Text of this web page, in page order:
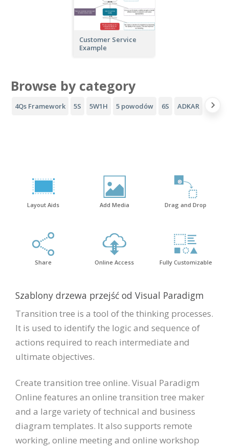
Customer Service
Example
Browse by category
4Qs Framework 5S 5W1H 5 powodów 6S ADKAR Lejek
Layout Aids Add Media Drag and Drop
Share Online Access Fully Customizable
Szablony drzewa przejść od Visual Paradigm
Transition tree is a tool of the thinking processes.
It is used to identify the logic and sequence of
actions required to reach intermediate and
ultimate objectives.
Create transition tree online. Visual Paradigm
Online features an online transition tree maker
and a large variety of technical and business
diagram templates. It also supports remote
working, online meeting and online workshop